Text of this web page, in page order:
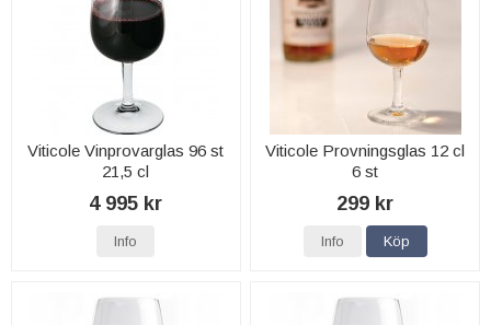
Viticole Vinprovarglas 96 st
21,5 cl
4 995 kr
Info
Viticole Provningsglas 12 cl
6 st
299 kr
Info Köp